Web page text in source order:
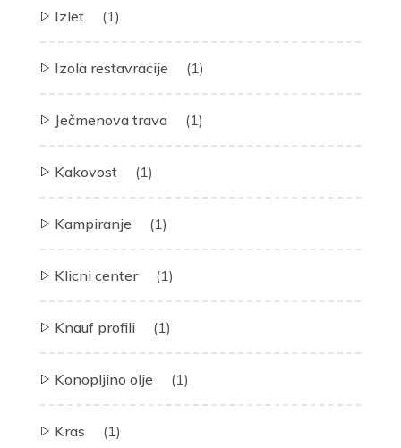
Izlet (1)
Izola restavracije (1)
Ječmenova trava (1)
Kakovost (1)
Kampiranje (1)
Klicni center (1)
Knauf profili (1)
Konopljino olje (1)
Kras (1)